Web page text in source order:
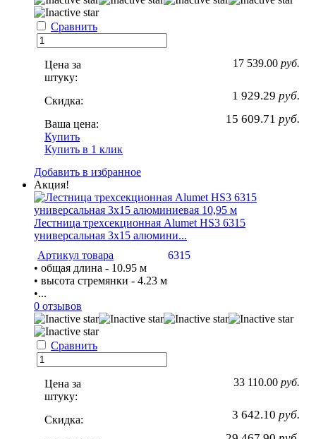
Сравнить
Цена за
штуку:
17 539.00 руб.
Скидка: 1 929.29 руб.
Ваша цена: 15 609.71 руб.
Купить
Купить в 1 клик
Добавить в избранное
Акция!
Лестница трехсекционная Alumet HS3 6315
универсальная 3х15 алюмини...
Артикул товара
6315
• общая длина - 10.95 м
• высота стремянки - 4.23 м
•...
0 отзывов
Сравнить
Цена за
штуку:
33 110.00 руб.
Скидка: 3 642.10 руб.